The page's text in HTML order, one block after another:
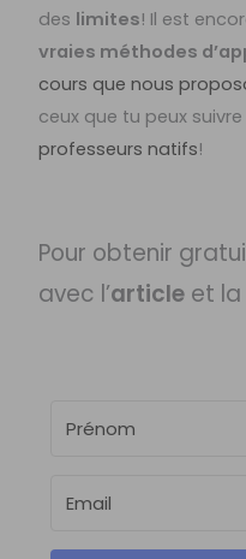
des limites! Il est
vraies méthodes
cours que nous
ceux que tu peux
professeurs natifs!
Pour obtenir
avec l’article et la